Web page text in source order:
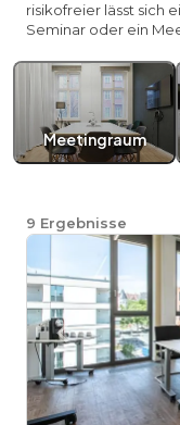
risikofreier lässt sich
Seminar oder ein
Meetingraum
9 Ergebnisse